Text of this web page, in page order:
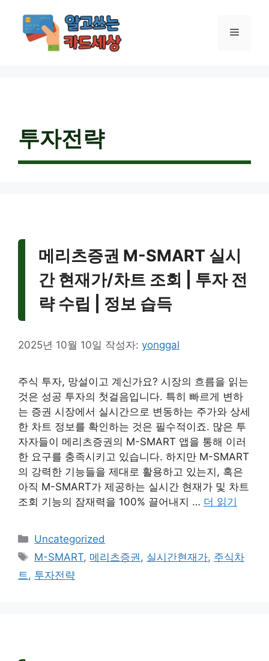
메
투자전략
메리츠증권 M-SMART 실시
간 현재가/차트 조회 | 투자 전
략 수립 | 정보 습득
2025년 10월 10일 작성자: yonggal
주식 투자, 망설이고 계신가요? 시장의 흐름을 읽는
것은 성공 투자의 첫걸음입니다. 특히 빠르게 변하
는 증권 시장에서 실시간으로 변동하는 주가와 상세
한 차트 정보를 확인하는 것은 필수적이죠. 많은 투
자자들이 메리츠증권의 M-SMART 앱을 통해 이러
한 요구를 충족시키고 있습니다. 하지만 M-SMART
의 강력한 기능들을 제대로 활용하고 있는지, 혹은
아직 M-SMART가 제공하는 실시간 현재가 및 차트
조회 기능의 잠재력을 100% 끌어내지 … 더 읽기
카
테
리
Uncategorized
태
그
M-SMART, 메리츠증권, 실시간현재가, 주식차
트, 투자전략